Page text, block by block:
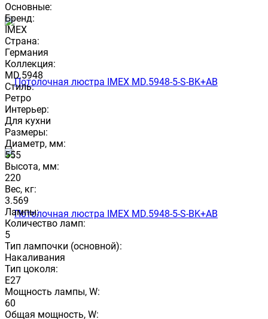
Основные:
Бренд:
IMEX
Страна:
Германия
Коллекция:
MD.5948
Стиль:
Ретро
Интерьер:
Для кухни
Размеры:
Диаметр, мм:
555
Высота, мм:
220
Вес, кг:
3.569
Лампы:
Количество ламп:
5
Тип лампочки (основной):
Накаливания
Тип цоколя:
E27
Мощность лампы, W:
60
Общая мощность, W: